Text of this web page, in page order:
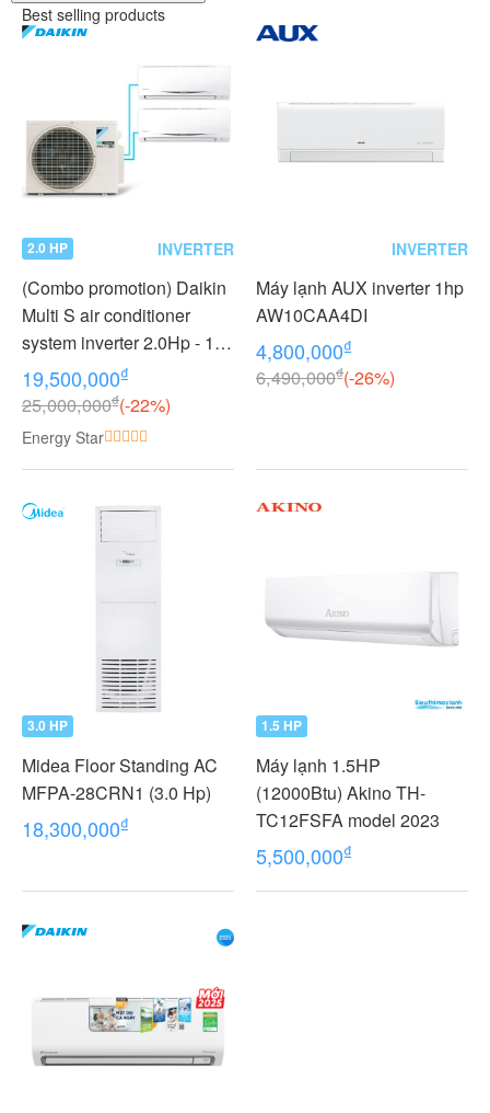
Best selling products
2.0 HP INVERTER
(Combo promotion) Daikin
Multi S air conditioner
system inverter 2.0Hp - 1
outdoor unit 2 indoor units
1.0 + 1.0Hp MKC50RVMV -
CTKC25RVMV+CTKC25R
VMV
19,500,000₫
25,000,000₫(-22%)
Energy Star
INVERTER
Máy lạnh AUX inverter 1hp
AW10CAA4DI
4,800,000₫
6,490,000₫(-26%)
3.0 HP
Midea Floor Standing AC
MFPA-28CRN1 (3.0 Hp)
18,300,000₫
1.5 HP
Máy lạnh 1.5HP
(12000Btu) Akino TH-
TC12FSFA model 2023
5,500,000₫